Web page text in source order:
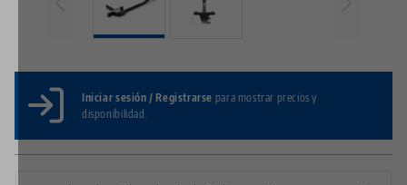
Iniciar sesión / Registrarse para mostrar precios y
disponibilidad.